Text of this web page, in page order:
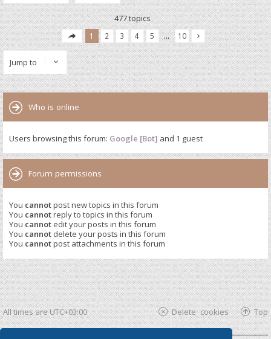
477 topics
1 2 3 4 5 … 10
Jump to
Who is online
Users browsing this forum: Google [Bot] and 1 guest
Forum permissions
You cannotpost new topics in this forum
You cannotreply to topics in this forum
You cannot edit your posts in this forum
You cannot delete your posts in this forum
You cannotpost attachments in this forum
All times areUTC+03:00 Top
Delete cookies